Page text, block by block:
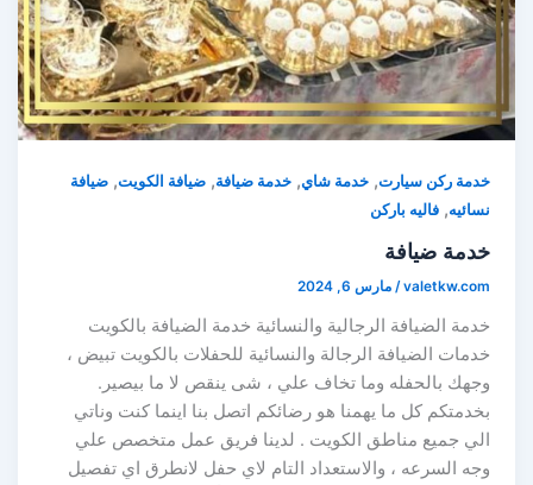
خدمة ركن سيارت,خدمة شاي,خدمة ضيافة,ضيافة الكويت,ضيافة
نسائيه,فاليه باركن
خدمة ضيافة
valetkw.com
/مارس 6, 2024
خدمة الضيافة الرجالية والنسائية خدمة الضيافة بالكويت
خدمات الضيافة الرجالة والنسائية للحفلات بالكويت تبيض ،
وجهك بالحفله وما تخاف علي ، شى ينقص لا ما بيصير.
بخدمتكم كل ما يهمنا هو رضائكم اتصل بنا اينما كنت وناتي
الي جميع مناطق الكويت . لدينا فريق عمل متخصص علي
وجه السرعه ، والاستعداد التام لاي حفل لانطرق اي تفصيل